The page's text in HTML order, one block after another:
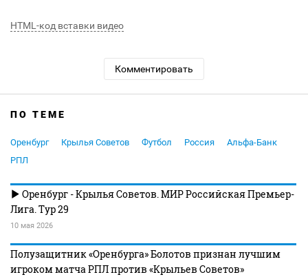
HTML-код вставки видео
Комментировать
ПО ТЕМЕ
Оренбург Крылья Советов Футбол Россия
Альфа-Банк
РПЛ
Оренбург - Крылья Советов. МИР Российская Премьер-
Лига. Тур 29
10 мая 2026
Полузащитник «Оренбурга» Болотов признан лучшим
игроком матча РПЛ против «Крыльев Советов»